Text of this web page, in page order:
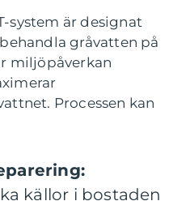
system är designat
gråvatten på
miljöpåverkan
Processen kan
källor i bostaden